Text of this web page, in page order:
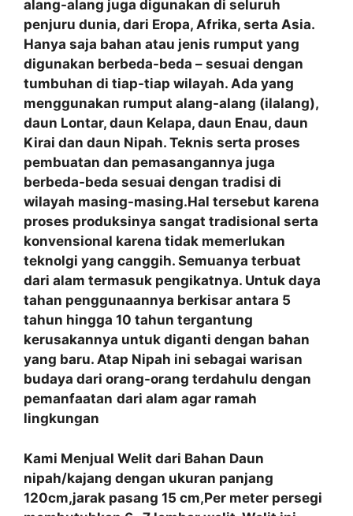
alang-alang juga digunakan di seluruh
penjuru dunia, dari Eropa, Afrika, serta Asia.
Hanya saja bahan atau jenis rumput yang
digunakan berbeda-beda – sesuai dengan
tumbuhan di tiap-tiap wilayah. Ada yang
menggunakan rumput alang-alang (ilalang),
daun Lontar, daun Kelapa, daun Enau, daun
Kirai dan daun Nipah. Teknis serta proses
pembuatan dan pemasangannya juga
berbeda-beda sesuai dengan tradisi di
wilayah masing-masing.Hal tersebut karena
proses produksinya sangat tradisional serta
konvensional karena tidak memerlukan
teknolgi yang canggih. Semuanya terbuat
dari alam termasuk pengikatnya. Untuk daya
tahan penggunaannya berkisar antara 5
tahun hingga 10 tahun tergantung
kerusakannya untuk diganti dengan bahan
yang baru. Atap Nipah ini sebagai warisan
budaya dari orang-orang terdahulu dengan
pemanfaatan dari alam agar ramah
lingkungan
Kami Menjual Welit dari Bahan Daun
nipah/kajang dengan ukuran panjang
120cm,jarak pasang 15 cm,Per meter persegi